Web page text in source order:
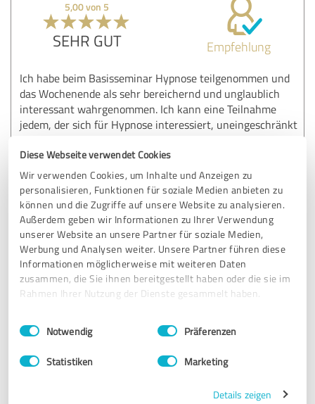
Diese Webseite verwendet Cookies
Wir verwenden Cookies, um Inhalte und Anzeigen zu
personalisieren, Funktionen für soziale Medien anbieten zu
können und die Zugriffe auf unsere Website zu analysieren.
Außerdem geben wir Informationen zu Ihrer Verwendung
unserer Website an unsere Partner für soziale Medien,
Werbung und Analysen weiter. Unsere Partner führen diese
Informationen möglicherweise mit weiteren Daten
zusammen, die Sie ihnen bereitgestellt haben oder die sie im
Rahmen Ihrer Nutzung der Dienste gesammelt haben.
Impressum Datenschutzbestimmungen
Einwilligungsauswahl
Notwendig Präferenzen
Statistiken Marketing
Details zeigen
5,00 von 5
SEHR GUT Empfehlung
Ich habe beim Basisseminar Hypnose teilgenommen und
das Wochenende als sehr bereichernd und unglaublich
interessant wahrgenommen. Ich kann eine Teilnahme
jedem, der sich für Hypnose interessiert, uneingeschränkt
irgendwie ausgeht, Modul 2 besuchen.
Erfahrungsbericht & Bewertung zu:
Erfahrungslernen Hypnose Seminar
19.04.2024 Silvia S.
5,00 von 5
SEHR GUT Empfehlung
War wie immer, ein Erlebnis